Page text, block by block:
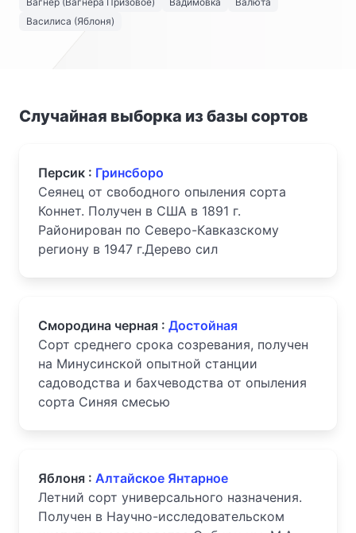
Василиса (Яблоня)
Случайная выборка из базы сортов
Персик : Гринсборо
Сеянец от свободного опыления сорта
Коннет. Получен в США в 1891 г.
Районирован по Северо-Кавказскому
региону в 1947 г.Дерево сил
Смородина черная : Достойная
Сорт среднего срока созревания, получен
на Минусинской опытной станции
садоводства и бахчеводства от опыления
сорта Синяя смесью
Яблоня : Алтайское Янтарное
Летний сорт универсального назначения.
Получен в Научно-исследовательском